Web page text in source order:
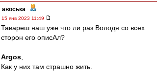
авоська -
15 янв 2023 11:49
Тавареш наш уже что ли раз Володя со всех
сторон его описАл?
Argos
Как у них там страшно жить.